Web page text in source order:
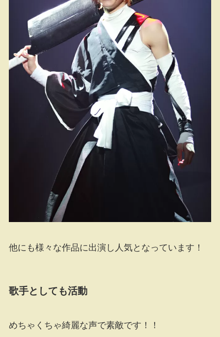
他にも様々な作品に出演し人気となっています！
歌手としても活動
めちゃくちゃ綺麗な声で素敵です！！